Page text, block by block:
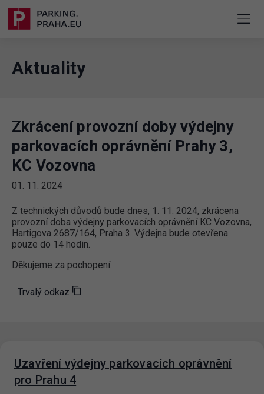
Aktuality
Zkrácení provozní doby výdejny
parkovacích oprávnění Prahy 3,
KC Vozovna
01. 11. 2024
Z technických důvodů bude dnes, 1. 11. 2024, zkrácena
provozní doba výdejny parkovacích oprávnění KC Vozovna,
Hartigova 2687/164, Praha 3. Výdejna bude otevřena
pouze do 14 hodin.
Děkujeme za pochopení.
Trvalý odkaz
Uzavření výdejny parkovacích oprávnění
pro Prahu 4